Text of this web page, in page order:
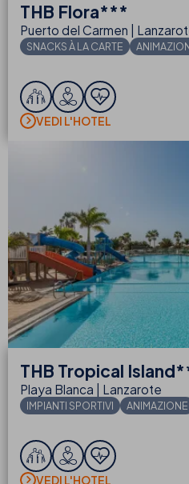
THB Flora***
Puerto del Carmen |
SNACKS À LA CARTE
VEDI L'HOTEL
THB Tropical
Playa Blanca | Lanzarote
IMPIANTI SPORTIVI ANIMAZIONE
VEDI L'HOTEL